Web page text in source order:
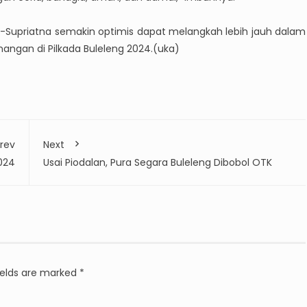
semakin optimis dapat melangkah lebih jauh dalam
di Pilkada Buleleng 2024.(uka)
Next
Usai Piodalan, Pura Segara Buleleng Dibobol OTK
are marked *